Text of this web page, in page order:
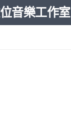
音樂工作室